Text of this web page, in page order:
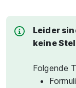
Leider
keine
Folgende